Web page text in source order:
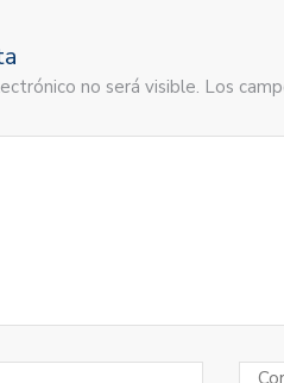
no será visible. Los